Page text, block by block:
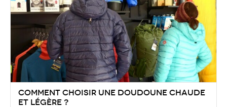
Comment choisir une doudoune chaude
et légère ?